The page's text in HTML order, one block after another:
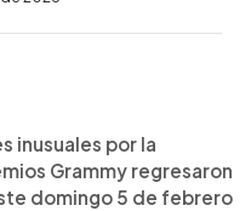
inusuales por la
Grammy regresaron
domingo 5 de febrero